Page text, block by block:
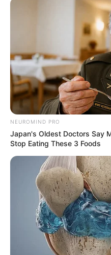
NEUROMIND PRO
Japan's Oldest Doctors Say
Stop Eating These 3 Foods